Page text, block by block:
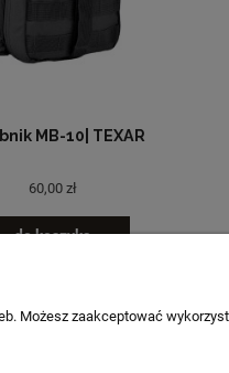
MB-10| TEXAR
60,00 zł
do koszyka
INFORMACJE
Możesz zaakceptować